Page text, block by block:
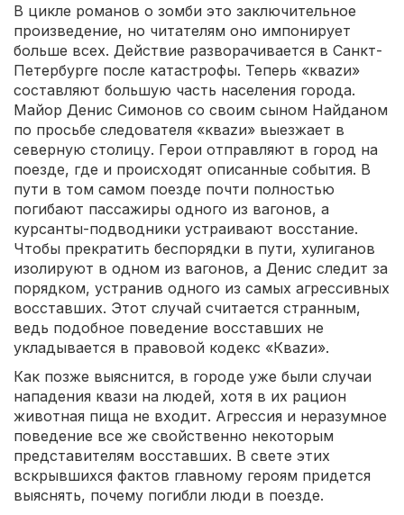
В цикле романов о зомби это заключительное
произведение, но читателям оно импонирует
больше всех. Действие разворачивается в Санкт-
Петербурге после катастрофы. Теперь «кваzи»
составляют большую часть населения города.
Майор Денис Симонов со своим сыном Найданом
по просьбе следователя «кваzи» выезжает в
северную столицу. Герои отправляют в город на
поезде, где и происходят описанные события. В
пути в том самом поезде почти полностью
погибают пассажиры одного из вагонов, а
курсанты-подводники устраивают восстание.
Чтобы прекратить беспорядки в пути, хулиганов
изолируют в одном из вагонов, а Денис следит за
порядком, устранив одного из самых агрессивных
восставших. Этот случай считается странным,
ведь подобное поведение восставших не
укладывается в правовой кодекс «Кваzи».
Как позже выяснится, в городе уже были случаи
нападения квази на людей, хотя в их рацион
животная пища не входит. Агрессия и неразумное
поведение все же свойственно некоторым
представителям восставших. В свете этих
вскрывшихся фактов главному героям придется
выяснять, почему погибли люди в поезде.